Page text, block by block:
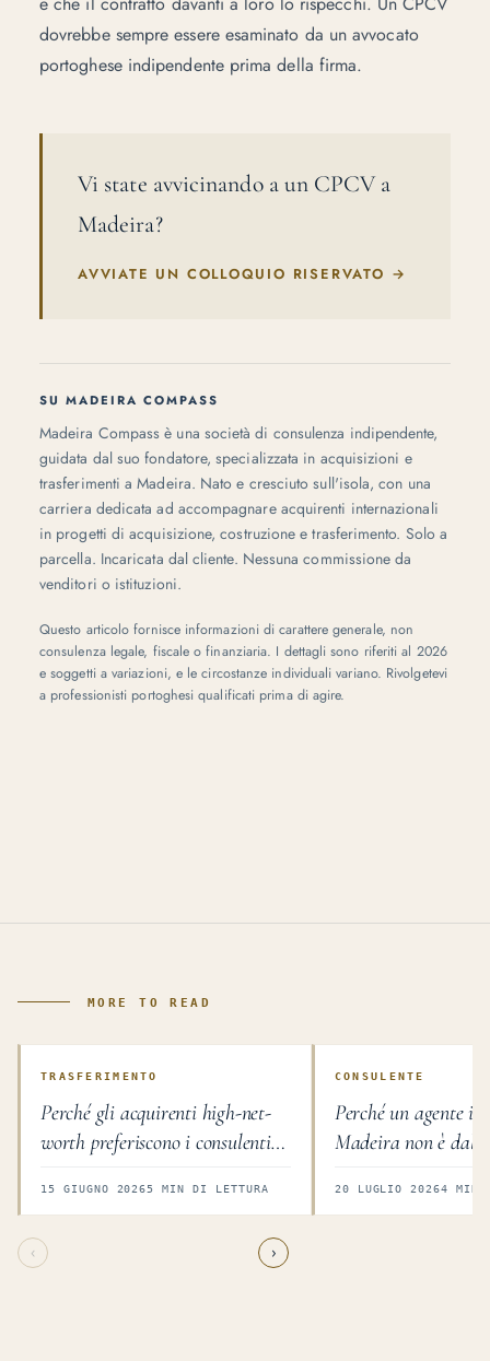
dovrebbe sempre essere esaminato da un avvocato
portoghese indipendente prima della firma.
Vi state avvicinando a un CPCV a
Madeira?
AVVIATE UN COLLOQUIO RISERVATO →
SU MADEIRA COMPASS
Madeira Compass è una società di consulenza indipendente,
guidata dal suo fondatore, specializzata in acquisizioni e
trasferimenti a Madeira. Nato e cresciuto sull'isola, con una
carriera dedicata ad accompagnare acquirenti internazionali
in progetti di acquisizione, costruzione e trasferimento. Solo a
parcella. Incaricata dal cliente. Nessuna commissione da
venditori o istituzioni.
Questo articolo fornisce informazioni di carattere generale, non
consulenza legale, fiscale o finanziaria. I dettagli sono riferiti al 2026
e soggetti a variazioni, e le circostanze individuali variano. Rivolgetevi
a professionisti portoghesi qualificati prima di agire.
MORE TO READ
TRASFERIMENTO
Perché gli acquirenti high-net-
worth preferiscono i consulenti
internazionale
15 GIUGNO 20265 MIN DI LETTURA
CONSULENTE
Perché un agente
Madeira non è
20 LUGLIO 20264 MIN
‹ ›